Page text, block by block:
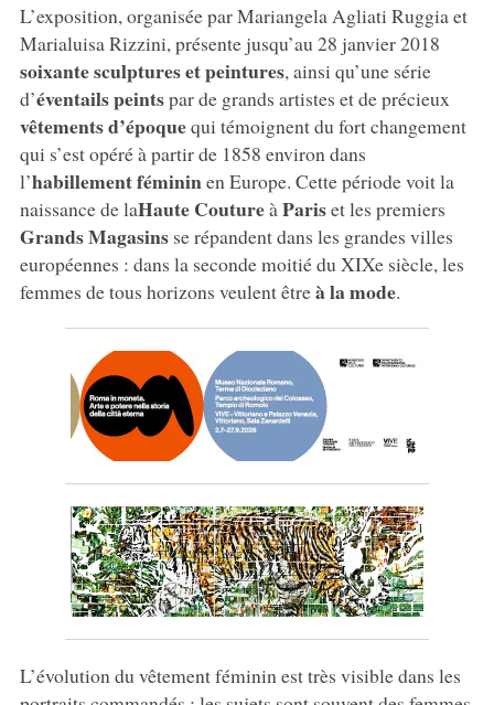
L’exposition, organisée par Mariangela Agliati Ruggia et
Marialuisa Rizzini, présente jusqu’au 28 janvier 2018
soixante sculptures et peintures, ainsi qu’une série
d’éventails peintspar de grands artistes et de précieux
vêtements d’époquequi témoignent du fort changement
qui s’est opéré à partir de 1858 environ dans
l’habillement fémininen Europe. Cette période voit la
naissance de laHaute Coutureà Pariset les premiers
Grands Magasinsse répandent dans les grandes villes
européennes : dans la seconde moitié du XIXe siècle, les
femmes de tous horizons veulent êtreà la mode.
L’évolution du vêtement féminin est très visible dans les